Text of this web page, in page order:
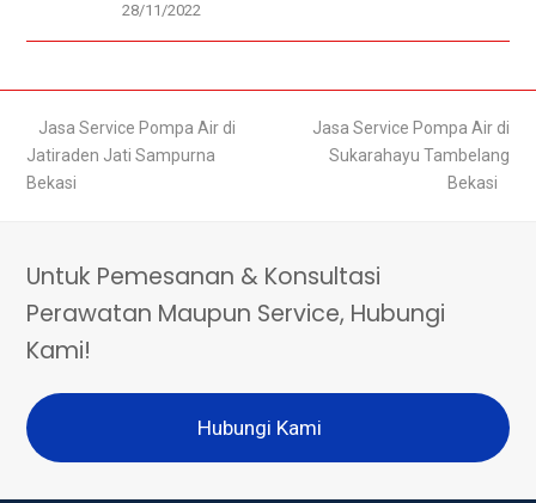
28/11/2022
previous
post:
Jasa Service Pompa Air di
Jatiraden Jati Sampurna
Bekasi
next
post:
Jasa Service Pompa Air di
Sukarahayu Tambelang
Bekasi
Untuk Pemesanan & Konsultasi
Perawatan Maupun Service, Hubungi
Kami!
Hubungi Kami